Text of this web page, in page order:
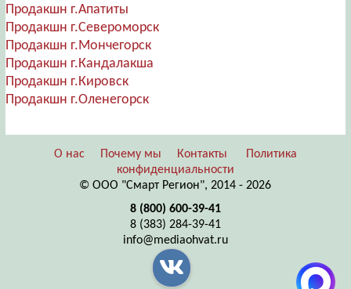
Продакшн г.Апатиты
Продакшн г.Североморск
Продакшн г.Мончегорск
Продакшн г.Кандалакша
Продакшн г.Кировск
Продакшн г.Оленегорск
О нас Почему мы Контакты
Политика
конфиденциальности
© ООО "Смарт Регион", 2014 - 2026
8 (800) 600-39-41
8 (383) 284-39-41
info@mediaohvat.ru